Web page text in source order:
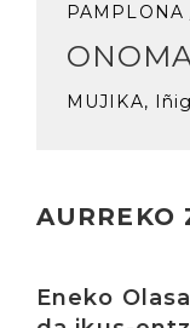
MUJIKA,
AURREKO
Eneko